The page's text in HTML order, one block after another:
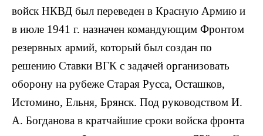
войск НКВД был переведен в Красную Армию и
в июле 1941 г. назначен командующим Фронтом
резервных армий, который был создан по
решению Ставки ВГК с задачей организовать
оборону на рубеже Старая Русса, Осташков,
Истомино, Ельня, Брянск. Под руководством И.
А. Богданова в кратчайшие сроки войска фронта